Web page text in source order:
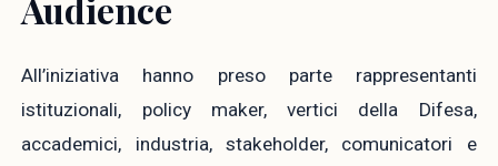
Audience
All’iniziativa hanno preso parte rappresentanti
istituzionali, policy maker, vertici della Difesa,
accademici, industria, stakeholder, comunicatori e